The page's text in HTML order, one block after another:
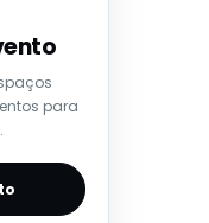
para